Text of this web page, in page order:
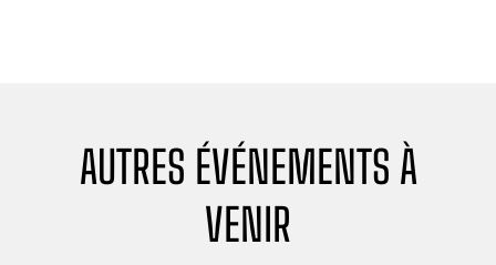
AUTRES ÉVÉNEMENTS À
VENIR